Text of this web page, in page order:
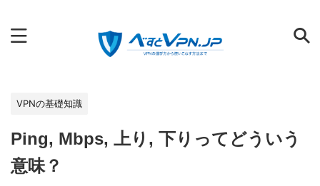
VPNの基礎知識
Ping, Mbps, 上り, 下りってどういう
意味？